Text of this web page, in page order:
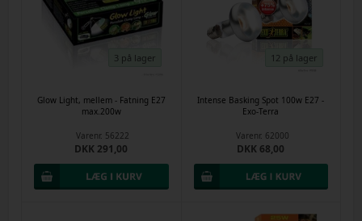
3 på lager
Glow Light, mellem - Fatning E27
max.200w
Varenr. 56222
DKK 291,00
12 på lager
Intense Basking Spot 100w E27 -
Exo-Terra
Varenr. 62000
DKK 68,00